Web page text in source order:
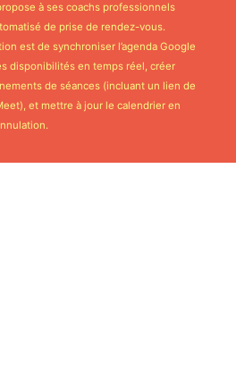
à ses coachs professionnels
de prise de rendez-vous.
est de synchroniser l’agenda Google
disponibilités en temps réel, créer
de séances (incluant un lien de
et mettre à jour le calendrier en